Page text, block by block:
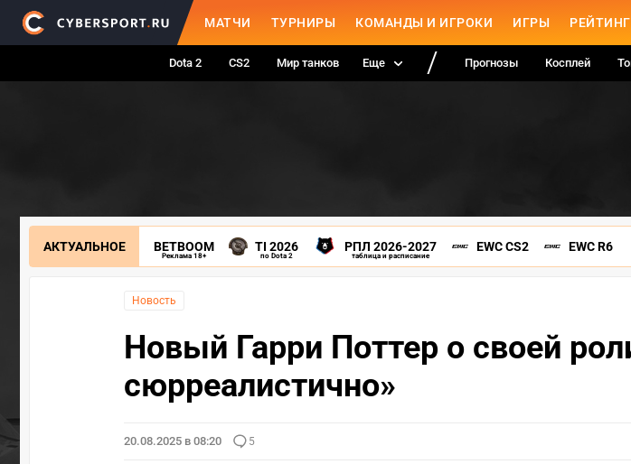
МАТЧИ ТУРНИРЫ КОМАНДЫ И ИГРОКИ ИГРЫ
Dota 2 CS2 Мир танков Еще Прогнозы Косплей
АКТУАЛЬНОЕ BETBOOM
Реклама 18+
TI 2026
по Dota 2
РПЛ 2026-2027
таблица и расписание
EWC CS2 EWC R6
Новость
Новый Гарри Поттер о своей
сюрреалистично»
20.08.2025 в 08:20 5